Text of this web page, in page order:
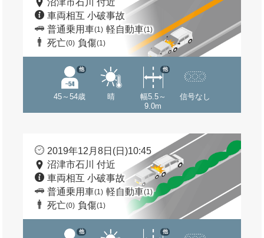
沼津市石川 付近
車両相互 小破事故
普通乗用車(1) 軽自動車(1)
死亡(0) 負傷(1)
45～54歳
他
晴
幅5.5～
9.0m
他
信号なし
2019年12月8日(日)10:45
沼津市石川 付近
車両相互 小破事故
普通乗用車(1) 軽自動車(1)
死亡(0) 負傷(1)
他 他